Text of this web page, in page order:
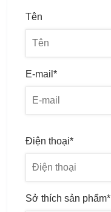
Tên
E-mail*
Điện thoại*
Sở thích sản phẩm*